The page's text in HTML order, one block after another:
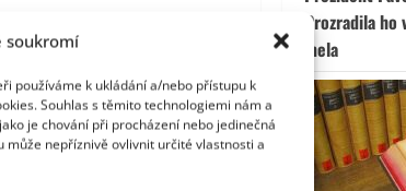
soukromí
používáme k ukládání a/nebo přístupu k
Souhlas s těmito technologiemi nám a
je chování při procházení nebo jedinečná
může nepříznivě ovlivnit určité vlastnosti a
do práce, stará se
s únavou,
Prozradila
mela